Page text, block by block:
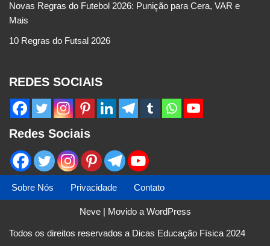
Novas Regras do Futebol 2026: Punição para Cera, VAR e
Mais
10 Regras do Futsal 2026
REDES SOCIAIS
Redes Sociais
Sobre Nós Privacidade Contato
Neve| Movido a WordPress
Todos os direitos reservados a Dicas Educação Física 2024